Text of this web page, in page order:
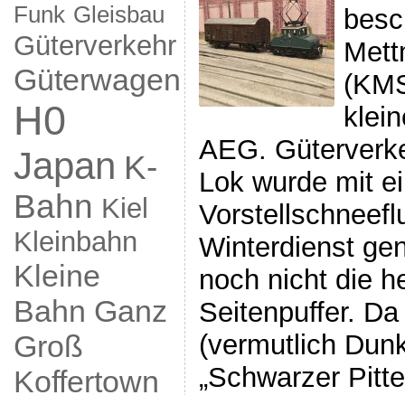
Funk Gleisbau
Güterverkehr
Güterwagen
H0
Japan K-
Bahn Kiel
Kleinbahn
Kleine
Bahn Ganz
Groß
Koffertown
AEG.
Lok wurde mit
Winterdienst
noch nicht die
Seitenpuffer.
(vermutlich
„Schwarzer